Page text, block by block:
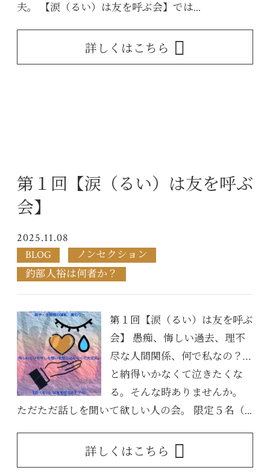
夫。 【涙（るい）は友を呼ぶ会】では...
詳しくはこちら
第１回【涙（るい）は友を呼ぶ
会】
2025.11.08
BLOG
ノンセクション
釣部人裕は何者か？
第１回【涙（るい）は友を呼ぶ
会】 愚痴、悔しい過去、理不
尽な人間関係、何で私なの？…
と納得いかなくて泣きたくな
る。そんな時ありませんか。
ただただ話しを聞いて欲しい人の会。 限定５名（...
詳しくはこちら